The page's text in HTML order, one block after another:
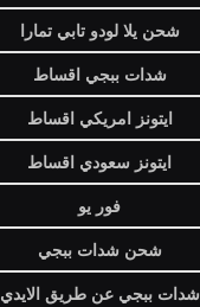
شحن يلا لودو تابي تمارا
شدات ببجي اقساط
ايتونز امريكي اقساط
ايتونز سعودي اقساط
فور يو
شحن شدات ببجي
شدات ببجي عن طريق الايدي